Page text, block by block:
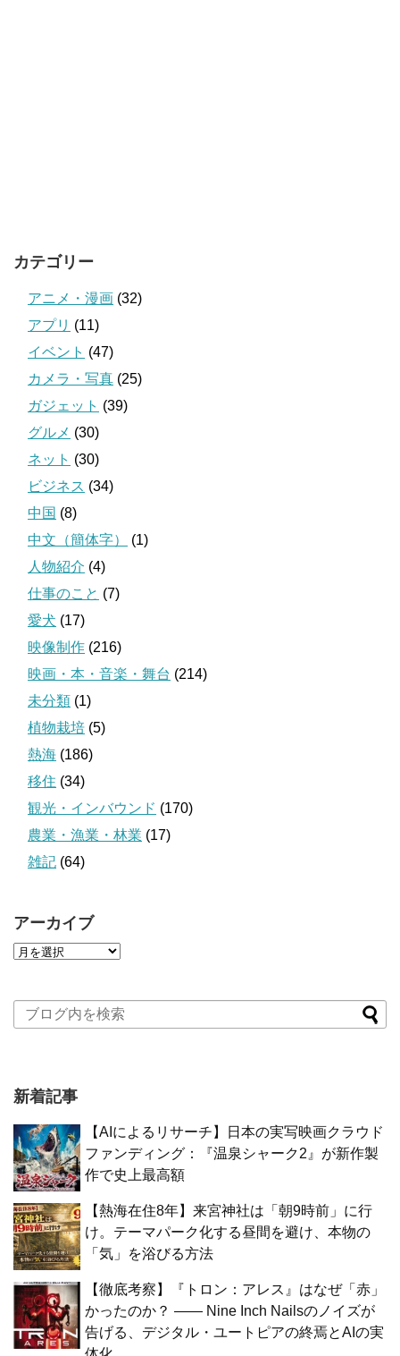
カテゴリー
アニメ・漫画 (32)
アプリ (11)
イベント (47)
カメラ・写真 (25)
ガジェット (39)
グルメ (30)
ネット (30)
ビジネス (34)
中国 (8)
中文（簡体字）
(1)
人物紹介 (4)
仕事のこと (7)
愛犬 (17)
映像制作 (216)
映画・本・音楽・舞台 (214)
未分類 (1)
植物栽培 (5)
熱海 (186)
移住 (34)
観光・インバウンド (170)
農業・漁業・林業 (17)
雑記 (64)
アーカイブ
新着記事
【AIによるリサーチ】日本の実写映画クラウド
ファンディング：『温泉シャーク2』が新作製
作で史上最高額
【熱海在住8年】来宮神社は「朝9時前」に行
け。テーマパーク化する昼間を避け、本物の
「気」を浴びる方法
【徹底考察】『トロン：アレス』はなぜ「赤」
かったのか？ —— Nine Inch Nailsのノイズが
告げる、デジタル・ユートピアの終焉とAIの実